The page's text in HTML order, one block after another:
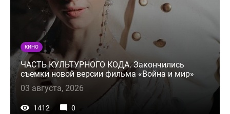
КИНО
ЧАСТЬ КУЛЬТУРНОГО КОДА. Закончились
съемки новой версии фильма «Война и мир»
03 августа, 2026
1412 0